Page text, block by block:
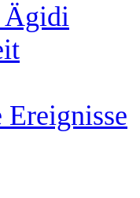
Ägidi
Ereignisse